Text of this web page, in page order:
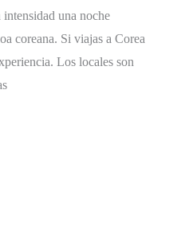
una noche
coreana. Si viajas a Corea
Los locales son